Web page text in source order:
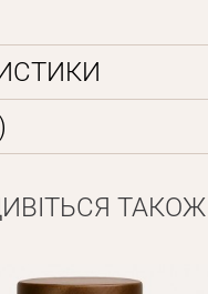
ТАКОЖ
відправлено лист з